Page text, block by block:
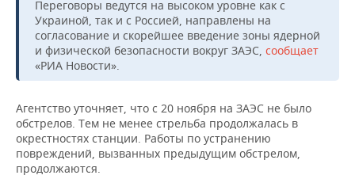
КОМУ ПРИНАДЛЕЖАТ
ТОРГОВЫЕ ЦЕНТРЫ
ТАТАРСТАНА
БЮДЖЕТ
ИНВЕСТИЦИИ
МАШИНОСТРОЕНИЕ
НЕФТЕХИМИЯ
НЕФТЬ
ОПК
НОВОСТИ АВТО
БИЗНЕС
НОВОСТИ БИЗНЕСА
ТРАНСПОРТ
УСЛУГИ
ТЕХНОЛОГИИ
IT
МЕДИА
НОВОСТИ МЕРОПРИЯТИЙ
ВЫЕЗДНАЯ РЕДАКЦИЯ
СПОРТ
НОВОСТИ СПОРТА
ОБЩЕСТВО
Переговоры ведутся на высоком уровне как с
Украиной, так и с Россией, направлены на
согласование и скорейшее введение зоны ядерной
и физической безопасности вокруг ЗАЭС, сообщает
«РИА Новости».
Агентство уточняет, что с 20 ноября на ЗАЭС не было
обстрелов. Тем не менее стрельба продолжалась в
окрестностях станции. Работы по устранению
повреждений, вызванных предыдущим обстрелом,
продолжаются.